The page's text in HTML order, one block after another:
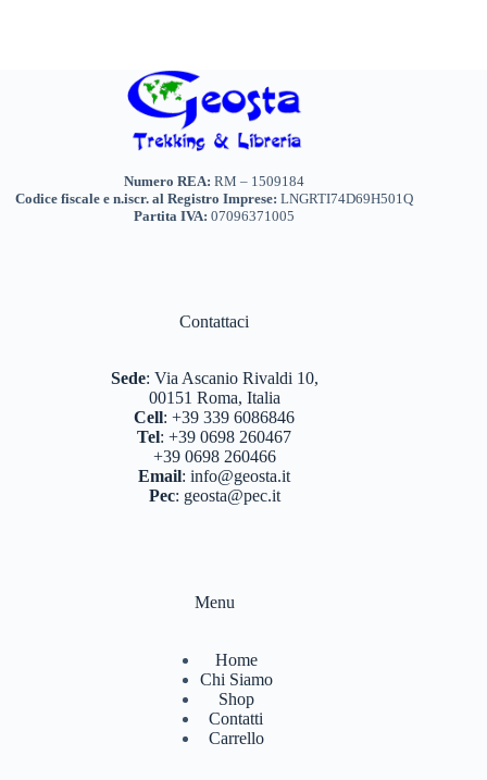
Numero REA:RM – 1509184
Codice fiscale e n.iscr. al Registro Imprese:LNGRTI74D69H501Q
Partita IVA: 07096371005
Contattaci
Sede: Via Ascanio Rivaldi 10,
00151 Roma, Italia
Cell:+39 339 6086846
Tel:+39 0698 260467
+39 0698 260466
Email:info@geosta.it
Pec: geosta@pec.it
Menu
Home
Chi Siamo
Shop
Contatti
Carrello